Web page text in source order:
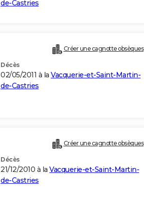
de-Castries
Créer une cagnotte obsèques
Décès
02/05/2011 à la Vacquerie-et-Saint-Martin-
de-Castries
Créer une cagnotte obsèques
Décès
21/12/2010 à la Vacquerie-et-Saint-Martin-
de-Castries